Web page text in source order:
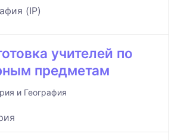
(IP)
учителей по
предметам
и География